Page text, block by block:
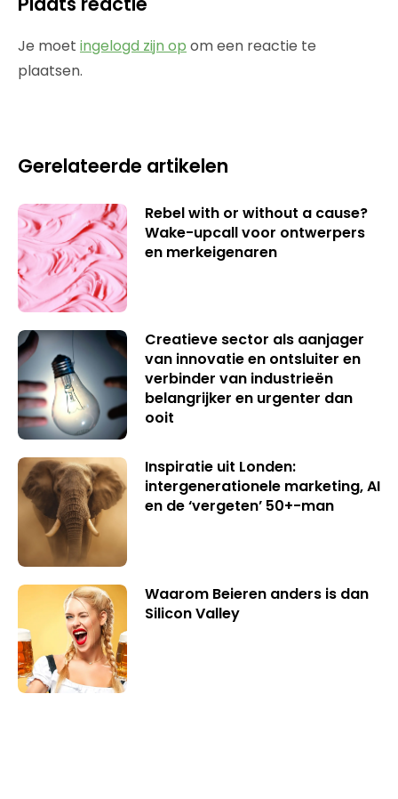
Je moet ingelogd zijn op om een reactie te
plaatsen.
Gerelateerde artikelen
Rebel with or without a cause?
Wake-upcall voor ontwerpers
en merkeigenaren
Creatieve sector als aanjager
van innovatie en ontsluiter en
verbinder van industrieën
belangrijker en urgenter dan
ooit
Inspiratie uit Londen:
intergenerationele marketing, AI
en de ‘vergeten’ 50+-man
Waarom Beieren anders is dan
Silicon Valley